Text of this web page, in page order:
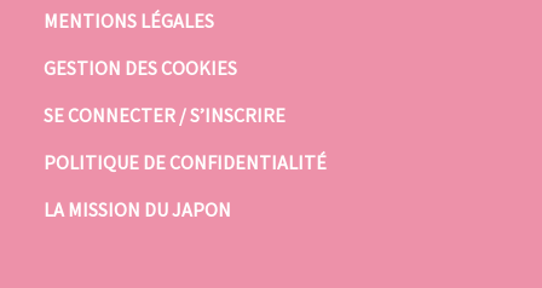
MENTIONS LÉGALES
GESTION DES COOKIES
SE CONNECTER / S’INSCRIRE
POLITIQUE DE CONFIDENTIALITÉ
LA MISSION DU JAPON